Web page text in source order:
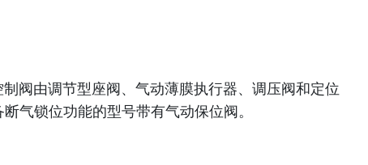
阀由调节型座阀、气动薄膜执行器、调压阀和定位
气锁位功能的型号带有气动保位阀。